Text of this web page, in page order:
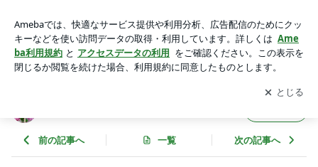
のお知らせアプリをダウンロードして ブログの更新通知
を受け取りまし
ょう。
開く
前の記事へ 一覧 次の記事へ